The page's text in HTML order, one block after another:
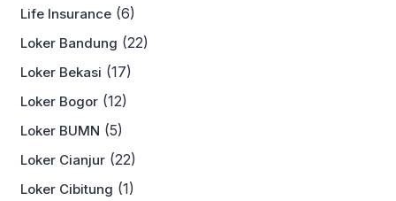
Life Insurance (6)
Loker Bandung (22)
Loker Bekasi (17)
Loker Bogor (12)
Loker BUMN (5)
Loker Cianjur (22)
Loker Cibitung (1)